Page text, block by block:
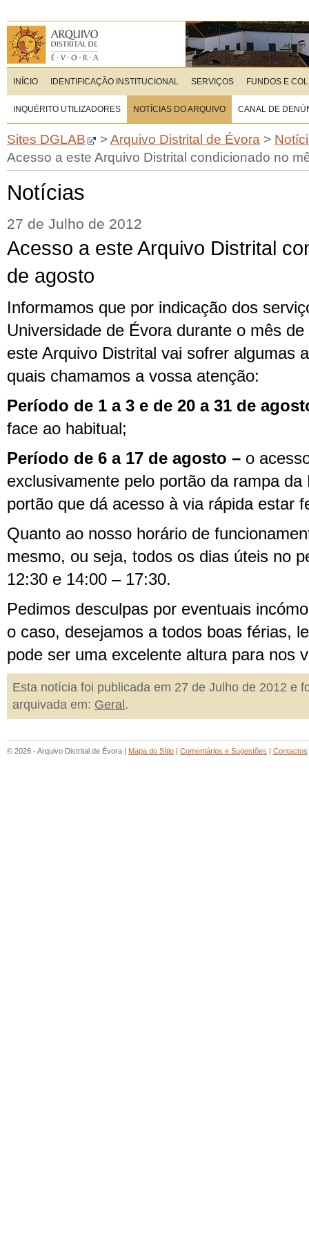
INÍCIO IDENTIFICAÇÃO INSTITUCIONAL SERVIÇOS FUNDOS E
INQUÉRITO UTILIZADORES NOTÍCIAS DO ARQUIVO CANAL DE
Sites DGLAB >Arquivo Distrital de Évora >
Acesso a este Arquivo Distrital condicionado no
Notícias
27 de Julho de 2012
Acesso a este Arquivo Distrital
de agosto
Informamos que por indicação dos
Universidade de Évora durante o mês
este Arquivo Distrital vai sofrer algumas
quais chamamos a vossa atenção:
Período de 1 a 3 e de 20 a 31 de
face ao habitual;
Período de 6 a 17 de agosto – o
exclusivamente pelo portão da rampa
portão que dá acesso à via rápida estar
Quanto ao nosso horário de
mesmo, ou seja, todos os dias úteis no
12:30 e 14:00 – 17:30.
Pedimos desculpas por eventuais
o caso, desejamos a todos boas férias,
pode ser uma excelente altura para nos
Esta notícia foi publicada em 27 de Julho de 2012 e
arquivada em: Geral .
© 2026 - Arquivo Distrital de Évora | Mapa do Sítio | Comentários e Sugestões | Contactos